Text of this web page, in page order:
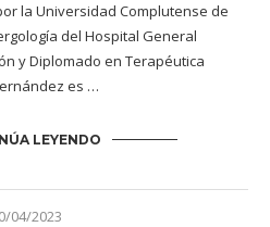
la Universidad Complutense de
del Hospital General
y Diplomado en Terapéutica
es …
LEYENDO
04/2023